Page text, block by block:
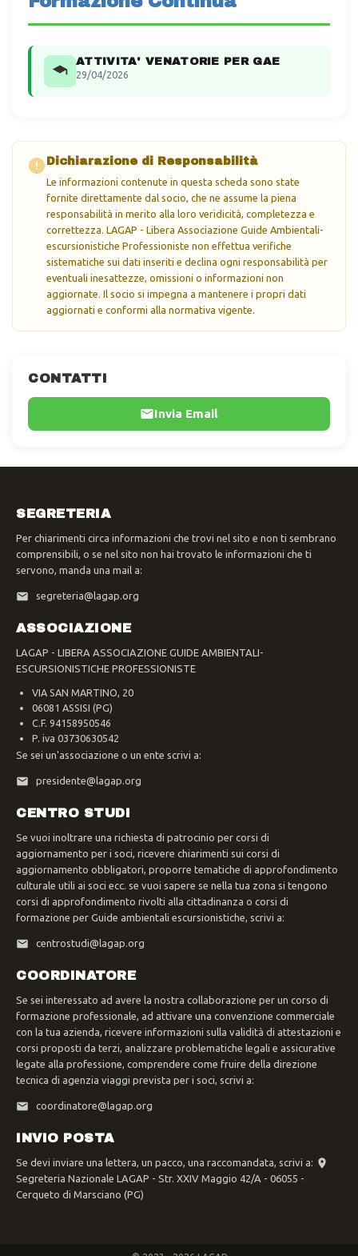
CONTATTI
Invia Email
ATTIVITA' VENATORIE PER GAE
29/04/2026
Dichiarazione di Responsabilità
Le informazioni contenute in questa scheda sono state
fornite direttamente dal socio, che ne assume la piena
responsabilità in merito alla loro veridicità, completezza e
correttezza. LAGAP - Libera Associazione Guide Ambientali-
escursionistiche Professioniste non effettua verifiche
sistematiche sui dati inseriti e declina ogni responsabilità per
eventuali inesattezze, omissioni o informazioni non
aggiornate. Il socio si impegna a mantenere i propri dati
aggiornati e conformi alla normativa vigente.
SEGRETERIA
Per chiarimenti circa informazioni che trovi nel sito e non ti sembrano
comprensibili, o se nel sito non hai trovato le informazioni che ti
servono, manda una mail a:
segreteria@lagap.org
ASSOCIAZIONE
LAGAP - LIBERA ASSOCIAZIONE GUIDE AMBIENTALI-
ESCURSIONISTICHE PROFESSIONISTE
VIA SAN MARTINO, 20
06081 ASSISI (PG)
C.F. 94158950546
P. iva 03730630542
Se sei un'associazione o un ente scrivi a:
presidente@lagap.org
CENTRO STUDI
Se vuoi inoltrare una richiesta di patrocinio per corsi di
aggiornamento per i soci, ricevere chiarimenti sui corsi di
aggiornamento obbligatori, proporre tematiche di approfondimento
culturale utili ai soci ecc. se vuoi sapere se nella tua zona si tengono
corsi di approfondimento rivolti alla cittadinanza o corsi di
formazione per Guide ambientali escursionistiche, scrivi a:
centrostudi@lagap.org
COORDINATORE
Se sei interessato ad avere la nostra collaborazione per un corso di
formazione professionale, ad attivare una convenzione commerciale
con la tua azienda, ricevere informazioni sulla validità di attestazioni e
corsi proposti da terzi, analizzare problematiche legali e assicurative
legate alla professione, comprendere come fruire della direzione
tecnica di agenzia viaggi prevista per i soci, scrivi a:
coordinatore@lagap.org
INVIO POSTA
Se devi inviare una lettera, un pacco, una raccomandata, scrivi a:
Segreteria Nazionale LAGAP - Str. XXIV Maggio 42/A - 06055 -
Cerqueto di Marsciano (PG)